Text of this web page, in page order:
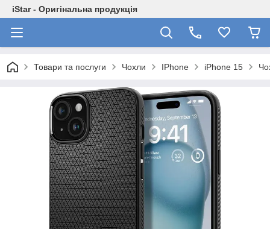
iStar - Оригінальна продукція
Товари та послуги Чохли IPhone iPhone 15